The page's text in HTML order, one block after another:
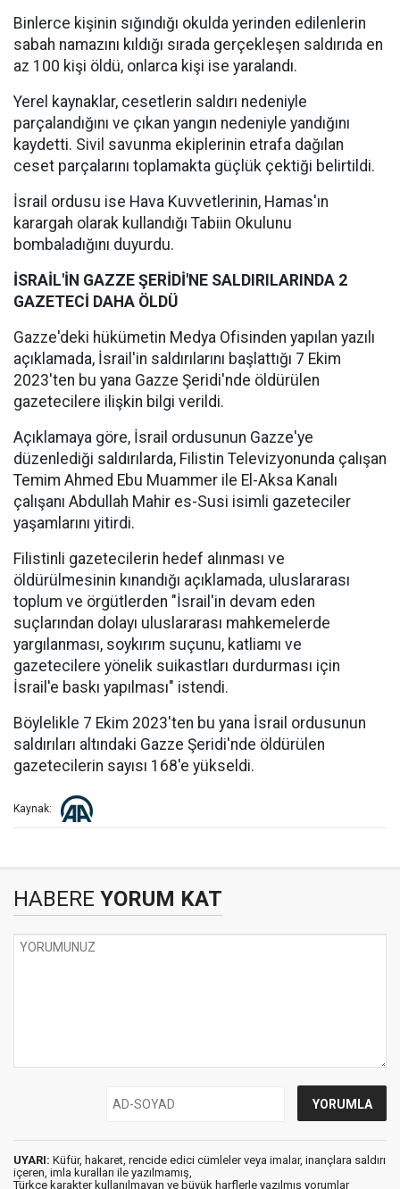
Binlerce kişinin sığındığı okulda yerinden edilenlerin
sabah namazını kıldığı sırada gerçekleşen saldırıda en
az 100 kişi öldü, onlarca kişi ise yaralandı.
Yerel kaynaklar, cesetlerin saldırı nedeniyle
parçalandığını ve çıkan yangın nedeniyle yandığını
kaydetti. Sivil savunma ekiplerinin etrafa dağılan
ceset parçalarını toplamakta güçlük çektiği belirtildi.
İsrail ordusu ise Hava Kuvvetlerinin, Hamas'ın
karargah olarak kullandığı Tabiin Okulunu
bombaladığını duyurdu.
İSRAİL'İN GAZZE ŞERİDİ'NE SALDIRILARINDA 2
GAZETECİ DAHA ÖLDÜ
Gazze'deki hükümetin Medya Ofisinden yapılan yazılı
açıklamada, İsrail'in saldırılarını başlattığı 7 Ekim
2023'ten bu yana Gazze Şeridi'nde öldürülen
gazetecilere ilişkin bilgi verildi.
Açıklamaya göre, İsrail ordusunun Gazze'ye
düzenlediği saldırılarda, Filistin Televizyonunda çalışan
Temim Ahmed Ebu Muammer ile El-Aksa Kanalı
çalışanı Abdullah Mahir es-Susi isimli gazeteciler
yaşamlarını yitirdi.
Filistinli gazetecilerin hedef alınması ve
öldürülmesinin kınandığı açıklamada, uluslararası
toplum ve örgütlerden "İsrail'in devam eden
suçlarından dolayı uluslararası mahkemelerde
yargılanması, soykırım suçunu, katliamı ve
gazetecilere yönelik suikastları durdurması için
İsrail'e baskı yapılması" istendi.
Böylelikle 7 Ekim 2023'ten bu yana İsrail ordusunun
saldırıları altındaki Gazze Şeridi'nde öldürülen
gazetecilerin sayısı 168'e yükseldi.
Kaynak:
HABERE YORUM KAT
UYARI: Küfür, hakaret, rencide edici cümleler veya imalar, inançlara saldırı
içeren, imla kuralları ile yazılmamış,
Türkçe karakter kullanılmayan ve büyük harflerle yazılmış yorumlar